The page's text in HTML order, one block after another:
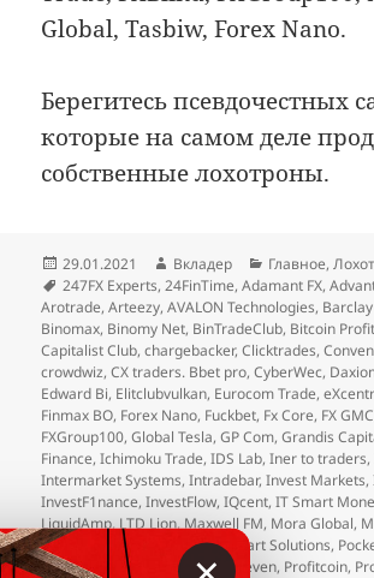
Global, Tasbiw, Forex Nano.
Берегитесь псевдочестных
которые на самом деле
собственные лохотроны.
Опубликовано
29.01.2021 Автор
Вкладер Рубрики
Главное,
Метки
247FX Experts,24FinTime,Adamant FX,
Arotrade,Arteezy,AVALON Technologies,
Binomax, Binomy Net, BinTradeClub, Bitcoin Profit
Capitalist Club,chargebacker,Clicktrades,
crowdwiz,CX traders. Bbet pro,CyberWec,
Edward Bi, Elitclubvulkan, Eurocom Trade,
Finmax BO, Forex Nano, Fuckbet, Fx Core, FX GMC
FXGroup100,Global Tesla,GP Com,Grandis
Finance,Ichimoku Trade,IDS Lab,Iner to traders,
Intermarket Systems,Intradebar,Invest Markets,
InvestF1nance,InvestFlow,IQcent,IT Smart
LiquidAmp,LTD Lion,Maxwell FM, Mora Global,
NovaFX
Ny Trader Club,OneStart Solutions,
100,Profit Assist Profit Fund Seven, Profitcoin,